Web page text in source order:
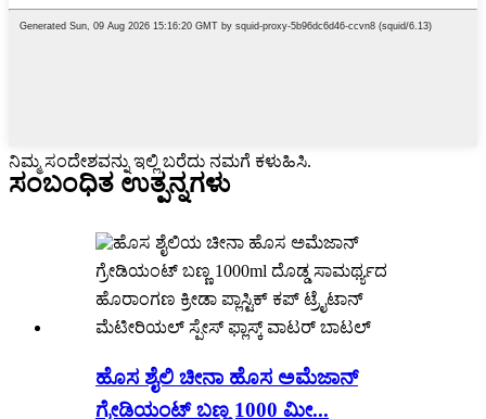
ನಿಮ್ಮ ಸಂದೇಶವನ್ನು ಇಲ್ಲಿ ಬರೆದು ನಮಗೆ ಕಳುಹಿಸಿ.
ಸಂಬಂಧಿತ ಉತ್ಪನ್ನಗಳು
ಹೊಸ ಶೈಲಿ ಚೀನಾ ಹೊಸ ಅಮೆಜಾನ್
ಗ್ರೇಡಿಯಂಟ್ ಬಣ್ಣ 1000 ಮೀ...